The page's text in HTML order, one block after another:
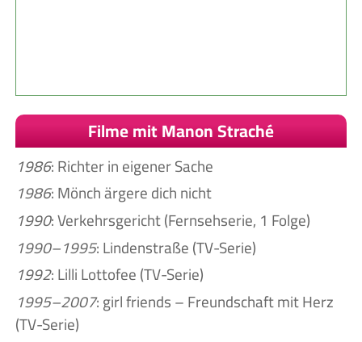
Filme mit Manon Straché
1986: Richter in eigener Sache
1986: Mönch ärgere dich nicht
1990: Verkehrsgericht (Fernsehserie, 1 Folge)
1990–1995: Lindenstraße (TV-Serie)
1992: Lilli Lottofee (TV-Serie)
1995–2007: girl friends – Freundschaft mit Herz
(TV-Serie)